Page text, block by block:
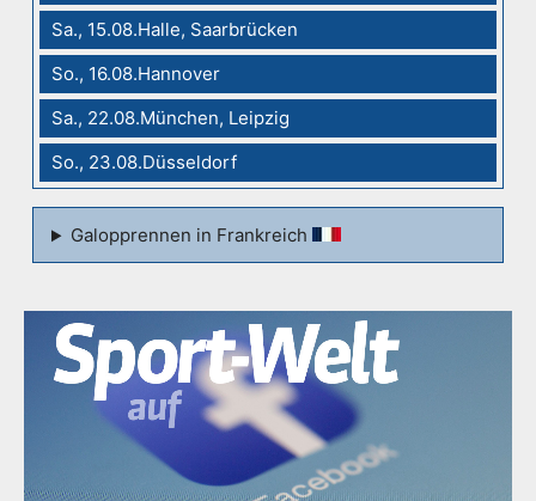
Sa., 15.08.Halle, Saarbrücken
So., 16.08.Hannover
Sa., 22.08.München, Leipzig
So., 23.08.Düsseldorf
Galopprennen in Frankreich